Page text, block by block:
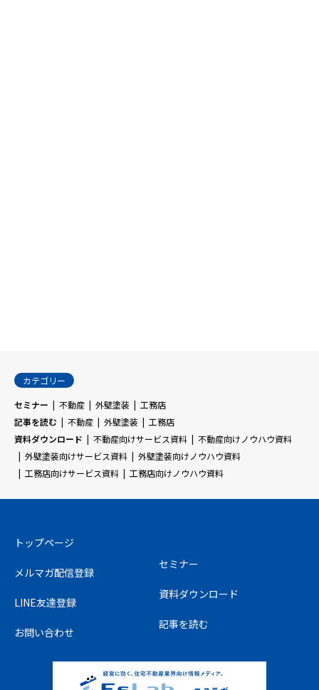
カテゴリー
セミナー
不動産 外壁塗装
工務店
記事を読む
不動産 外壁塗装
工務店
資料ダウンロード
不動産向けサービス資料
不動産向けノウハウ資料
外壁塗装向けサービス資料
外壁塗装向けノウハウ資料
工務店向けサービス資料
工務店向けノウハウ資料
トップページ
メルマガ配信登録
LINE友達登録
お問い合わせ
セミナー
資料ダウンロード
記事を読む